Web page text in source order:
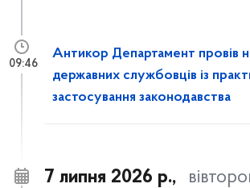
Антикор Департамент провів
державних службовців із
застосування законодавства
09:46
7 липня 2026 р.,